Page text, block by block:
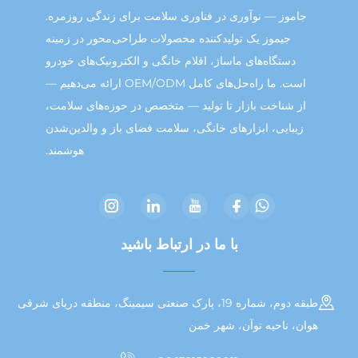
— نوآوری در فناوری سلامت برای زندگی روزمره.
جیموز یک تولیدکننده محصولات طراحی‌محور در زمینه
دستگاه‌های ماساژ، اقلام خانگی و الکترونیک‌های خودرو
است. ما راه‌حل‌های کامل OEM/ODM ارائه می‌دهیم —
شناخت بازار تا تولید — متخصص در حوزه‌های سلامت،
ابزارهای خانگی، سلامت فضای باز و والدین‌شدن
با ما در ارتباط باشید
طبقه دوم، شماره 19، پارک صنعتی سیمینگ، منطقه دریای شرقی
ناحیه توآن، شهر خمن